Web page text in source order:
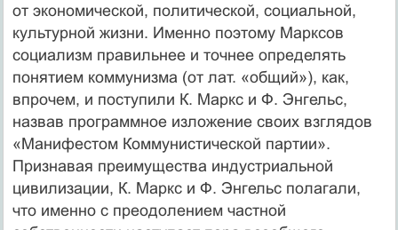
от экономической, политической, социальной,
культурной жизни. Именно поэтому Марксов
социализм правильнее и точнее определять
понятием коммунизма (от лат. «общий»), как,
впрочем, и поступили К. Маркс и Ф. Энгельс,
назвав программное изложение своих взглядов
«Манифестом Коммунистической партии».
Признавая преимущества индустриальной
цивилизации, К. Маркс и Ф. Энгельс полагали,
что именно с преодолением частной